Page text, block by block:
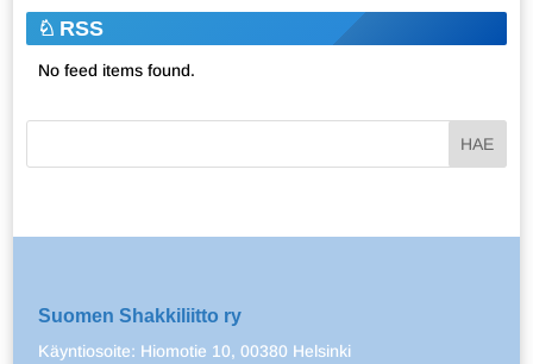
RSS
No feed items found.
Suomen Shakkiliitto ry
Käyntiosoite: Hiomotie 10, 00380 Helsinki